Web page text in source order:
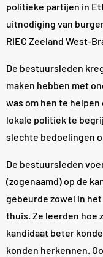
politieke partijen in
uitnodiging van
RIEC Zeeland West-
De bestuursleden
maken hebben met
was om hen te helpen
lokale politiek te
slechte bedoelingen
De bestuursleden
(zogenaamd) op de
gebeurde zowel in
thuis. Ze leerden hoe
kandidaat beter
konden herkennen.